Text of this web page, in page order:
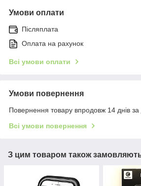
Умови оплати
Післяплата
Оплата на рахунок
Всі умови оплати
Умови повернення
Повернення товару впродовж 14 днів
Всі умови повернення
З цим товаром також